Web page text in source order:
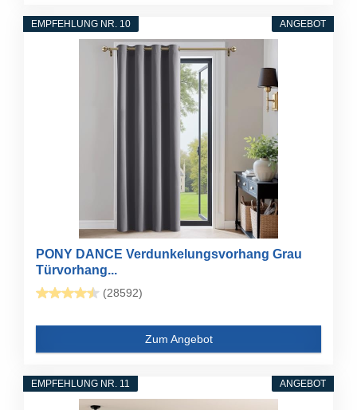
ANGEBOT
EMPFEHLUNG NR. 10
PONY DANCE Verdunkelungsvorhang Grau
Türvorhang...
(28592)
Zum Angebot
ANGEBOT
EMPFEHLUNG NR. 11